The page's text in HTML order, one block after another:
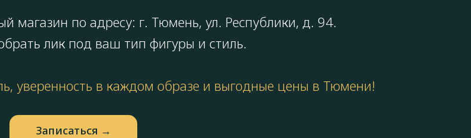
магазин по адресу: г. Тюмень, ул. Республики, д. 94.
лик под ваш тип фигуры и стиль.
уверенность в каждом образе и выгодные цены в Тюмени!
Запиcаться →